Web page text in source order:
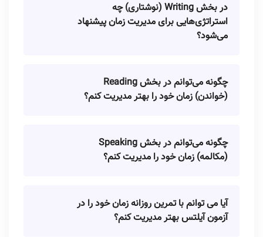
در بخش Writing (نوشتاری) چه
استراتژی‌هایی برای مدیریت زمان پیشنهاد
می‌شود؟
چگونه می‌توانم در بخش Reading
(خواندن) زمان خود را بهتر مدیریت کنم؟
چگونه می‌توانم در بخش Speaking
(مکالمه) زمان خود را مدیریت کنم؟
آیا می توانم با تمرین روزانه زمان خود را در
آزمون آیلتس بهتر مدیریت کنم؟